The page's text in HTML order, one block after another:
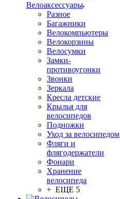
Велоаксессуары
Разное
Багажники
Велокомпьютеры
Велокорзины
Велосумки
Замки-
противоугонки
Звонки
Зеркала
Кресла детские
Крылья для
велосипедов
Подножки
Уход за велосипедом
Фляги и
флягодержатели
Фонари
Хранение
велосипеда
+ ЕЩЕ 5